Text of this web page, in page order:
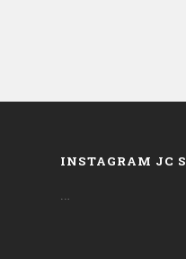
INSTAGRAM JC